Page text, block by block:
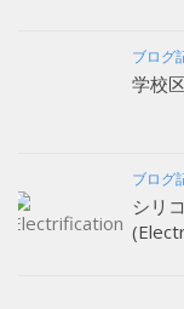
ブログ
学校
ブログ
シリ